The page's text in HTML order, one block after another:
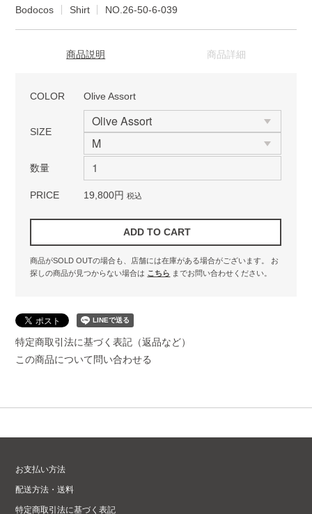
Bodocos Shirt NO.26-50-6-039
商品説明 商品詳細
COLOR Olive Assort
SIZE
数量
PRICE 19,800円 税込
商品がSOLD OUTの場合も、店舗には在庫がある場合がございます。
お
探しの商品が見つからない場合は こちら までお問い合わせください。
特定商取引法に基づく表記（返品など）
この商品について問い合わせる
お支払い方法
配送方法・送料
特定商取引法に基づく表記